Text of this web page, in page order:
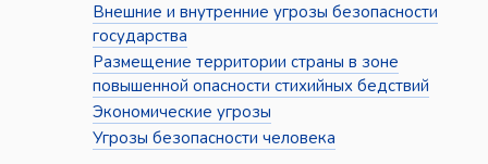
Внешние и внутренние угрозы безопасности
государства
Размещение территории страны в зоне
повышенной опасности стихийных бедствий
Экономические угрозы
Угрозы безопасности человека